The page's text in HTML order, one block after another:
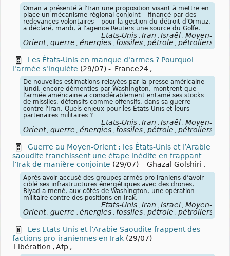
Oman a présenté ⁠à l'Iran ​une proposition visant à mettre en
place un mécanisme régional conjoint – financé par des
redevances volontaires – pour la ​gestion du détroit d'Ormuz,
a déclaré, mardi, à l'agence Reuters une source du Golfe.
États-Unis , Iran , Israël , Moyen-
Orient , guerre , énergies , fossiles , pétrole , pétroliers
Les États-Unis en manque d'armes ? Pourquoi
l'armée s'inquiète (29/07) - France24 ,
De nouvelles estimations relayées par la presse américaine
lundi, encore démenties par Washington, montrent que
l'armée américaine a considérablement entamé ses stocks
de missiles, défensifs comme offensifs, dans sa guerre
contre l'Iran. Quels enjeux pour les États-Unis et leurs
partenaires militaires ?
États-Unis , Iran , Israël , Moyen-
Orient , guerre , énergies , fossiles , pétrole , pétroliers
Guerre au Moyen-Orient : les États-Unis et l’Arabie
saoudite franchissent une étape inédite en frappant
l’Irak de manière conjointe (29/07) - Ghazal Golshiri ,
Après avoir accusé des groupes armés pro-iraniens d’avoir
ciblé ses infrastructures énergétiques avec des drones,
Riyad a mené, aux côtés de Washington, une opération
militaire contre des positions en Irak.
États-Unis , Iran , Israël , Moyen-
Orient , guerre , énergies , fossiles , pétrole , pétroliers
Les Etats-Unis et l’Arabie Saoudite frappent des
factions pro-iraniennes en Irak (29/07) -
Libération , Afp ,